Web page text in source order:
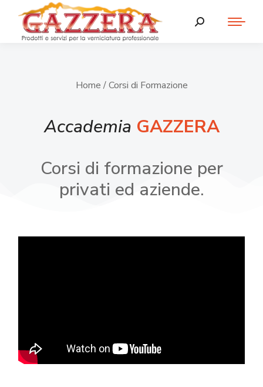
Home / Corsi di Formazione
Accademia GAZZERA
Corsi di formazione per
privati ed aziende.